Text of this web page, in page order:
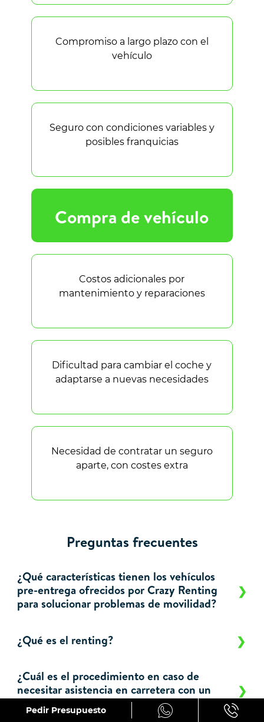
Compra de vehículo
Costos adicionales por
mantenimiento y reparaciones
Compromiso a largo plazo con el
vehículo
Dificultad para cambiar el coche y
adaptarse a nuevas necesidades
Seguro con condiciones variables y
posibles franquicias
Necesidad de contratar un seguro
aparte, con costes extra
Preguntas frecuentes
¿Qué características tienen los vehículos
pre-entrega ofrecidos por Crazy Renting
para solucionar problemas de movilidad?
¿Qué es el renting?
¿Cuál es el procedimiento en caso de
necesitar asistencia en carretera con un
vehículo de Crazy Renting?
Pedir Presupuesto